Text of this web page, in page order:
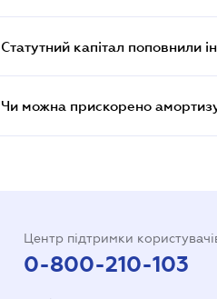
Статутний капітал поповнили
Чи можна прискорено
Центр підтримки
0-800-210-103